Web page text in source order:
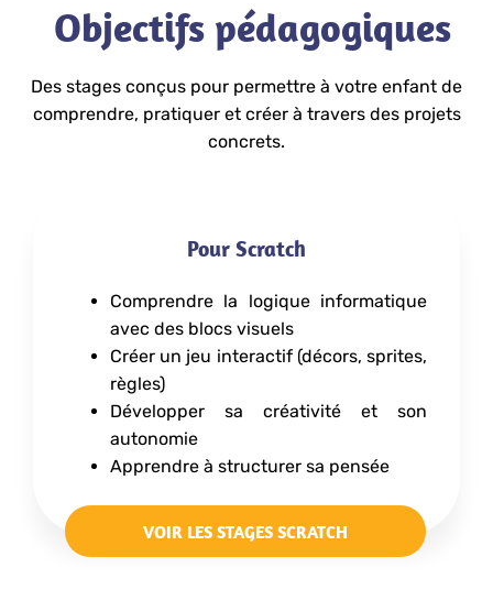
Objectifs pédagogiques
Des stages conçus pour permettre à votre enfant de
comprendre, pratiquer et créer à travers des projets
concrets.
Pour Scratch
Comprendre la logique informatique
avec des blocs visuels
Créer un jeu interactif (décors, sprites,
règles)
Développer sa créativité et son
autonomie
Apprendre à structurer sa pensée
VOIR LES STAGES SCRATCH